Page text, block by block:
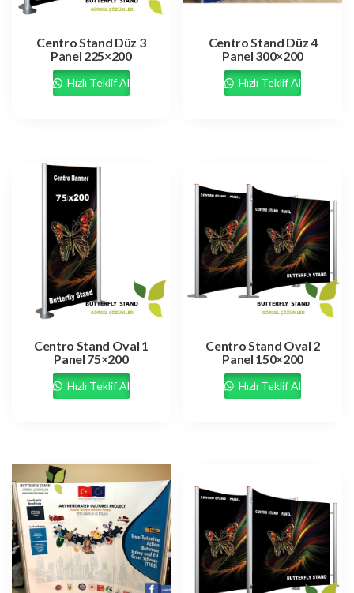
Centro Stand Düz 3
Panel 225×200
Hızlı Teklif Al
Centro Stand Düz 4
Panel 300×200
Hızlı Teklif Al
Centro Stand Oval 1
Panel 75×200
Hızlı Teklif Al
Centro Stand Oval 2
Panel 150×200
Hızlı Teklif Al